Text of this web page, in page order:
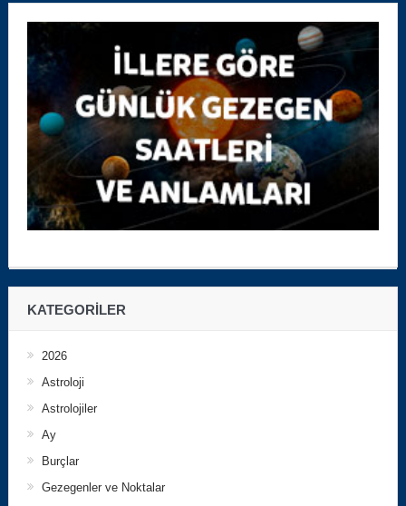
KATEGORILER
2026
Astroloji
Astrolojiler
Ay
Burçlar
Gezegenler ve Noktalar